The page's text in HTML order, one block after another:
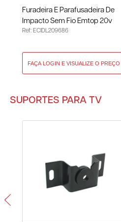
Furadeira E Parafusadeira De
Impacto Sem Fio Emtop 20v
96n.m 200rpm ECIDL209686
Ref: ECIDL209686
SUPORTES PARA TV